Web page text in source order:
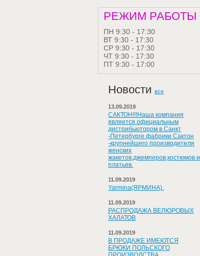
РЕЖИМ РАБОТЫ
ПН 9:30 - 17:30
ВТ 9:30 - 17:30
СР 9:30 - 17:30
ЧТ 9:30 - 17:30
ПТ 9:30 - 17:00
Новости все
13.09.2019
САКТОН!!!Наша компания
является официальным
дистрибьютором в Санкт
-Петербурге фабрики Сактон
-крупнейшего производителя
женских
жакетов,джемперов,костюмов и
платьев.
11.09.2019
Yarmina(ЯРМИНА).
11.09.2019
РАСПРОДАЖА ВЕЛЮРОВЫХ
ХАЛАТОВ
11.09.2019
В ПРОДАЖЕ ИМЕЮТСЯ
БРЮКИ ПОЛЬСКОГО